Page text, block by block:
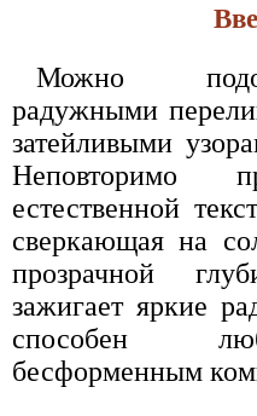
Можно
радужными
затейливыми
Неповторимо
естественной
сверкающая на
прозрачной
зажигает яркие
способен
бесформенным